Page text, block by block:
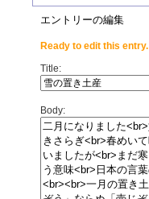
エントリーの編集
Ready to edit this entry.
Title:
Body: